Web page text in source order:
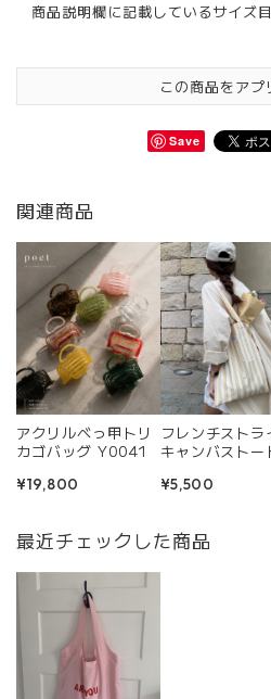
商品説明欄に記載しているサイズ
この商品をアプ
Save
関連商品
アクリルべっ甲トリ
カゴバッグ Y0041
¥19,800
フレンチストラ
キャンバストー
¥5,500
最近チェックした商品